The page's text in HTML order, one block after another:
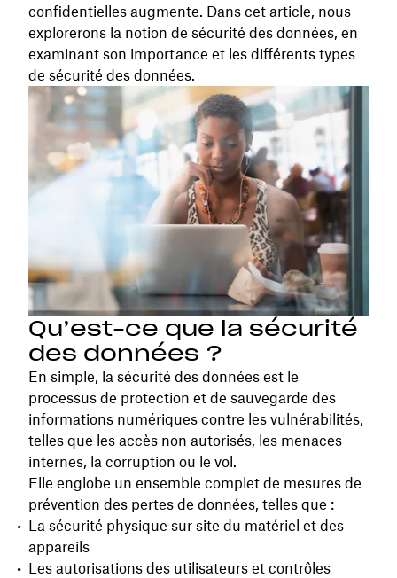
confidentielles augmente. Dans cet article, nous
explorerons la notion de sécurité des données, en
examinant son importance et les différents types
de sécurité des données.
Qu’est-ce que la sécurité
des données ?
En simple, la sécurité des données est le
processus de protection et de sauvegarde des
informations numériques contre les vulnérabilités,
telles que les accès non autorisés, les menaces
internes, la corruption ou le vol.
Elle englobe un ensemble complet de mesures de
prévention des pertes de données, telles que :
La sécurité physique sur site du matériel et des
appareils
Les autorisations des utilisateurs et contrôles